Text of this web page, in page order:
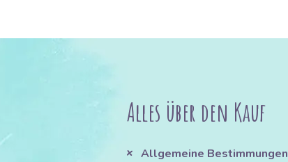
Alles über den Kauf
Allgemeine Bestimmungen